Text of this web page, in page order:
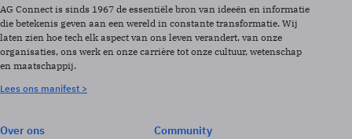
AG Connect is sinds 1967 de essentiële bron van ideeën en informatie
die betekenis geven aan een wereld in constante transformatie. Wij
laten zien hoe tech elk aspect van ons leven verandert, van onze
organisaties, ons werk en onze carrière tot onze cultuur, wetenschap
en maatschappij.
Lees ons manifest >
Over ons
Community